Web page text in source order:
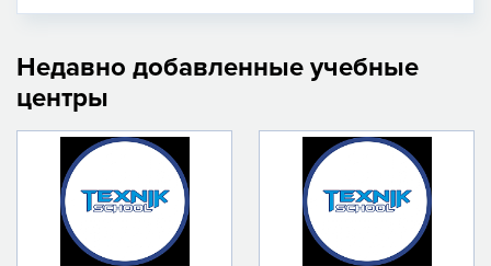
Недавно добавленные учебные
центры